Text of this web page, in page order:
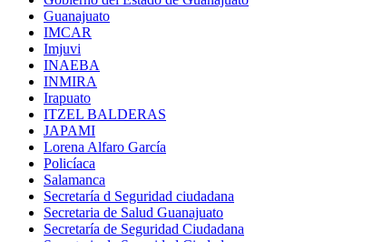
Guanajuato
IMCAR
Imjuvi
INAEBA
INMIRA
Irapuato
ITZEL BALDERAS
JAPAMI
Lorena Alfaro García
Policíaca
Salamanca
Secretaría d Seguridad ciudadana
Secretaria de Salud Guanajuato
Secretaría de Seguridad Ciudadana